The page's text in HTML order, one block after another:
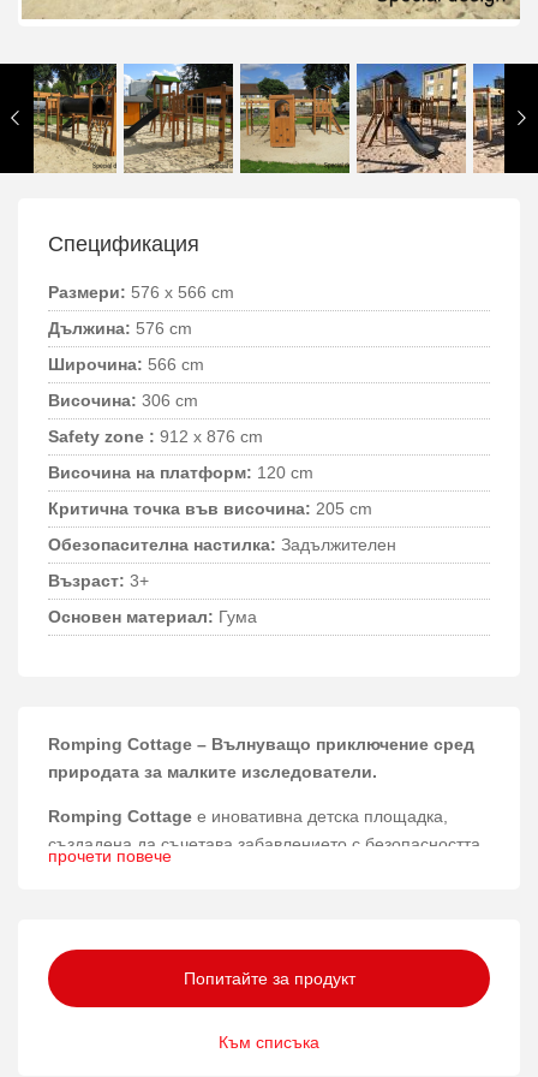
Спецификация
Размери: 576 x 566 cm
Дължина: 576 cm
Широчина: 566 cm
Височина: 306 cm
Safety zone : 912 x 876 cm
Височина на платформ: 120 cm
Критична точка във височина: 205 cm
Обезопасителна настилка: Задължителен
Възраст: 3+
Основен материал: Гума
Romping Cottage – Вълнуващо приключение сред
природата за малките изследователи.
Romping Cottage е иновативна детска площадка,
създадена да съчетава забавлението с безопасността
и издръжливостта. Този продукт предоставя идеалната
Материали и конструкция
неръждаема и поцинкована стомана, както и
прочети повече
Попитайте за продукт
Към списъка